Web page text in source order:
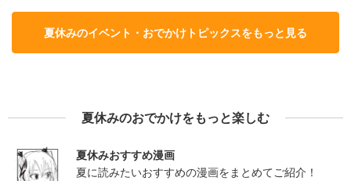
夏休みのイベント・おでかけトピックスをもっと見る
夏休みのおでかけをもっと楽しむ
夏休みおすすめ漫画
夏に読みたいおすすめの漫画をまとめてご紹介！